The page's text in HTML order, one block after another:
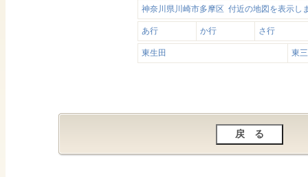
神奈川県川崎市多摩区 付近の地図を表示し
あ行 か行 さ行
東生田 東